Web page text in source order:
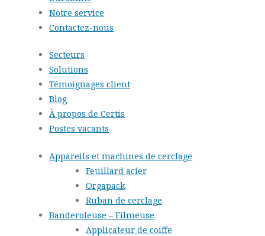
Notre service
Contactez-nous
Secteurs
Solutions
Témoignages client
Blog
À propos de Certis
Postes vacants
Appareils et machines de cerclage
Feuillard acier
Orgapack
Ruban de cerclage
Banderoleuse – Filmeuse
Applicateur de coiffe